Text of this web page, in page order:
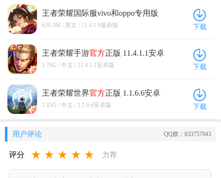
王者荣耀国际服vivo和oppo专用版
(Honor of Kings) 11.4.1.9
620.3M / 英文 / 11.4.1.9最新版 下载
王者荣耀手游官方正版 11.4.1.1安卓
版
1.79G / 中文 / 11.4.1.1安卓版 下载
王者荣耀世界官方正版 1.1.6.6安卓
版
1.85G / 中文 / 1.1.6.6安卓版 下载
用户评论 QQ群：833757943
评分 ★ ★ ★ ★ ★ 力荐